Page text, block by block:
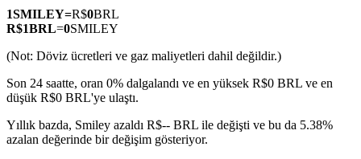
Hisse senetleri, döviz, değerli metaller ve emtia türevleri
1SMILEY=R$0BRL
R$1BRL=0SMILEY
(Not: Döviz ücretleri ve gaz maliyetleri dahil değildir.)
Son 24 saatte, oran 0% dalgalandı ve en yüksek R$0 BRL ve en
düşük R$0 BRL'ye ulaştı.
Yıllık bazda, Smiley azaldı R$-- BRL ile değişti ve bu da 5.38%
azalan değerinde bir değişim gösteriyor.